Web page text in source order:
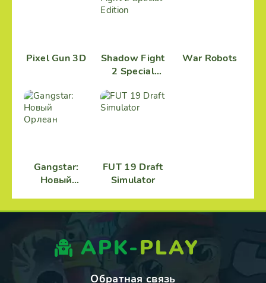
Pixel Gun 3D
Shadow Fight
2 Special
War Robots
Gangstar:
Новый
FUT 19 Draft
Simulator
APK-PLAY
Обратная связь